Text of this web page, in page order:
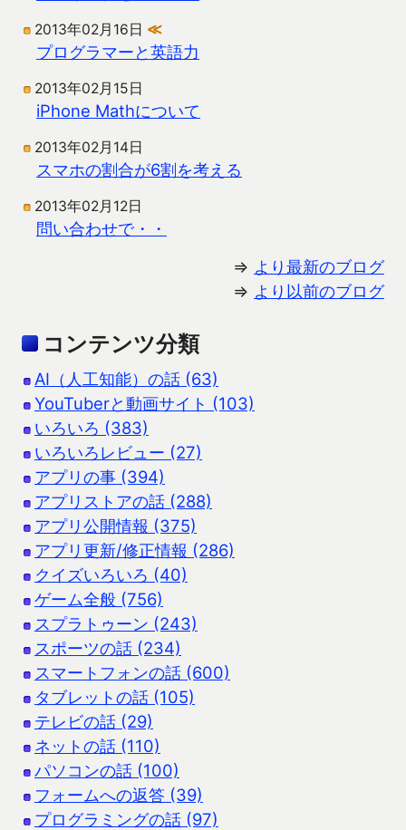
2013年02月16日 ≪
プログラマーと英語力
2013年02月15日
iPhone Mathについて
2013年02月14日
スマホの割合が6割を考える
2013年02月12日
問い合わせで・・
⇒ より最新のブログ
⇒ より以前のブログ
コンテンツ分類
AI（人工知能）の話 (63)
YouTuberと動画サイト (103)
いろいろ (383)
いろいろレビュー (27)
アプリの事 (394)
アプリストアの話 (288)
アプリ公開情報 (375)
アプリ更新/修正情報 (286)
クイズいろいろ (40)
ゲーム全般 (756)
スプラトゥーン (243)
スポーツの話 (234)
スマートフォンの話 (600)
タブレットの話 (105)
テレビの話 (29)
ネットの話 (110)
パソコンの話 (100)
フォームへの返答 (39)
プログラミングの話 (97)